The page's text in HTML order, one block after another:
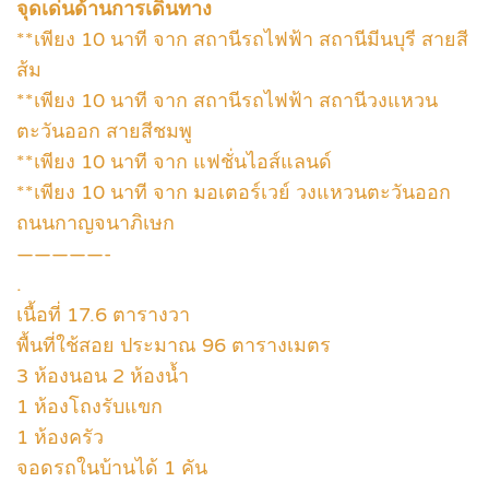
จุดเด่นด้านการเดินทาง
**เพียง 10 นาที จาก สถานีรถไฟฟ้า สถานีมีนบุรี สายสี
ส้ม
**เพียง 10 นาที จาก สถานีรถไฟฟ้า สถานีวงแหวน
ตะวันออก สายสีชมพู
**เพียง 10 นาที จาก แฟชั่นไอส์แลนด์
**เพียง 10 นาที จาก มอเตอร์เวย์ วงแหวนตะวันออก
ถนนกาญจนาภิเษก
—————-
.
เนื้อที่ 17.6 ตารางวา
พื้นที่ใช้สอย ประมาณ 96 ตารางเมตร
3 ห้องนอน 2 ห้องน้ำ
1 ห้องโถงรับแขก
1 ห้องครัว
จอดรถในบ้านได้ 1 คัน